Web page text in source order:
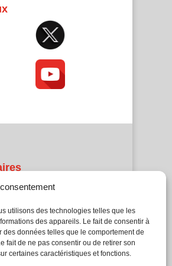
utilisons des technologies telles que les
des appareils. Le fait de consentir à
données telles que le comportement de
fait de ne pas consentir ou de retirer son
certaines caractéristiques et fonctions.